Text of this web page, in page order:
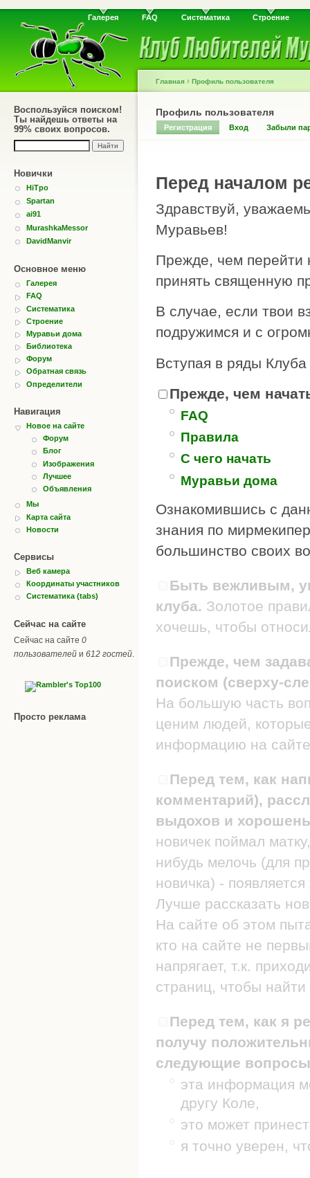
Галерея FAQ Систематика Строение
Воспользуйся поиском!
Ты найдешь ответы на
99% своих вопросов.
Новички
HiTpo
Spartan
ai91
MurashkaMessor
DavidManvir
Основное меню
Галерея
FAQ
Систематика
Строение
Муравьи дома
Библиотека
Форум
Обратная связь
Определители
Навигация
Новое на сайте
Форум
Блог
Изображения
Лучшее
Объявления
Мы
Карта сайта
Новости
Сервисы
Веб камера
Координаты участников
Систематика (tabs)
Сейчас на сайте
Сейчас на сайте 0
пользователей и 612 гостей.
Просто реклама
Главная › Профиль пользователя
Профиль пользователя
Регистрация Вход Забыли
Перед началом
Здравствуй,
Муравьев!
Прежде, чем перейти
принять священную
В случае, если твои
подружимся и с
Вступая в ряды
Прежде, чем
FAQ
Правила
С чего начать
Муравьи дома
Ознакомившись с
знания по
большинство своих
Быть вежливым,
клуба. Золотое
хочешь, чтобы
Прежде, чем
поиском (сверху-
На большую часть
ценим людей,
информацию на
Перед тем, как
комментарий),
выдохов и
новичек поймал
нибудь мелочь (для
новичка) -
Лучше рассказать
На сайте об этом
кто на сайте не
напрягает, т.к.
страниц, чтобы
Перед тем, как я
получу
следующие
эта информация
другу Коле,
это может
я точно уверен,